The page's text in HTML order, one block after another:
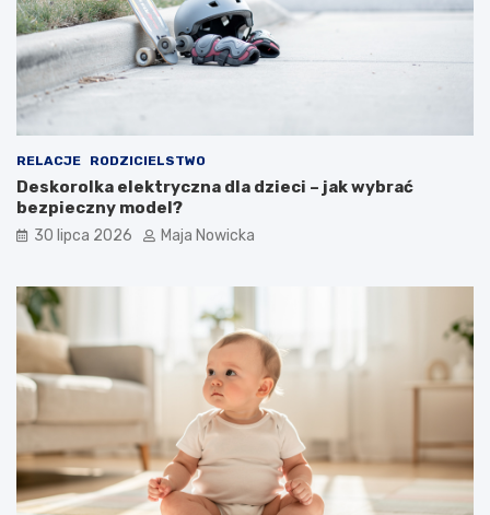
RELACJE RODZICIELSTWO
Deskorolka elektryczna dla dzieci – jak wybrać
bezpieczny model?
30 lipca 2026 Maja Nowicka